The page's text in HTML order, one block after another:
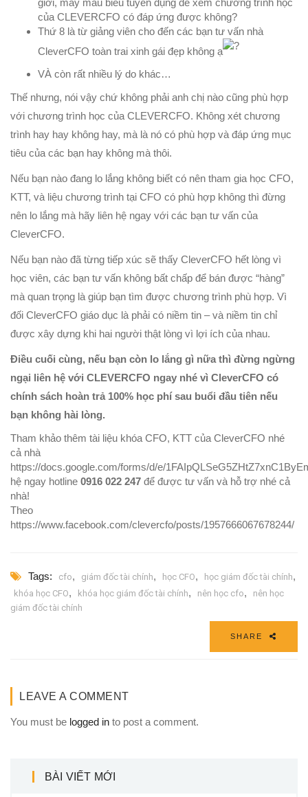
của CLEVERCFO có đáp ứng được không?
Thứ 8 là từ giảng viên cho đến các bạn tư vấn nhà
CleverCFO toàn trai xinh gái đẹp không ạ
VÀ còn rất nhiều lý do khác…
Thế nhưng, nói vậy chứ không phải anh chị nào cũng phù hợp
với chương trình học của CLEVERCFO. Không xét chương
trình hay hay không hay, mà là nó có phù hợp và đáp ứng mục
tiêu của các bạn hay không mà thôi.
Nếu bạn nào đang lo lắng không biết có nên tham gia học CFO,
KTT, và liệu chương trình tại CFO có phù hợp không thì đừng
nên lo lắng mà hãy liên hệ ngay với các bạn tư vấn của
CleverCFO.
Nếu bạn nào đã từng tiếp xúc sẽ thấy CleverCFO hết lòng vì
học viên, các bạn tư vấn không bất chấp để bán được “hàng”
mà quan trọng là giúp bạn tìm được chương trình phù hợp. Vì
đối CleverCFO giáo dục là phải có niềm tin – và niềm tin chỉ
được xây dựng khi hai người thật lòng vì lợi ích của nhau.
Điều cuối cùng, nếu bạn còn lo lắng gì nữa thì đừng ngừng
ngại liên hệ với CLEVERCFO ngay nhé vì CleverCFO có
chính sách hoàn trả 100% học phí sau buổi đầu tiên nếu
bạn không hài lòng.
Tham khảo thêm tài liệu khóa CFO, KTT của CleverCFO nhé
cả nhà
https://docs.google.com/forms/d/e/
hệ ngay hotline 0916 022 247 để được tư vấn và hỗ trợ nhé cả
nhà!
Theo
https://www.facebook.com/clevercfo/posts/1957666067678244/
Tags: cfo, giám đốc tài chính, học CFO, học giám đốc tài chính,
khóa học CFO, khóa học giám đốc tài chính, nên học cfo,
nên học
giám đốc tài chính
SHARE
LEAVE A COMMENT
You must be logged in to post a comment.
BÀI VIẾT MỚI